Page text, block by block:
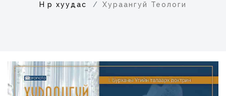
Нүүр хуудас Хураангуй Теологи